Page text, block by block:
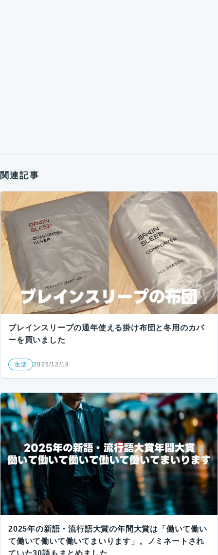
関連記事
ブレインスリープの通年使える掛け布団と冬用のカバ
ーを買いました
生活 2025/12/18
2025年の新語・流行語大賞の年間大賞は「働いて働い
て働いて働いて働いてまいります」。ノミネートされ
ていた30語もまとめました